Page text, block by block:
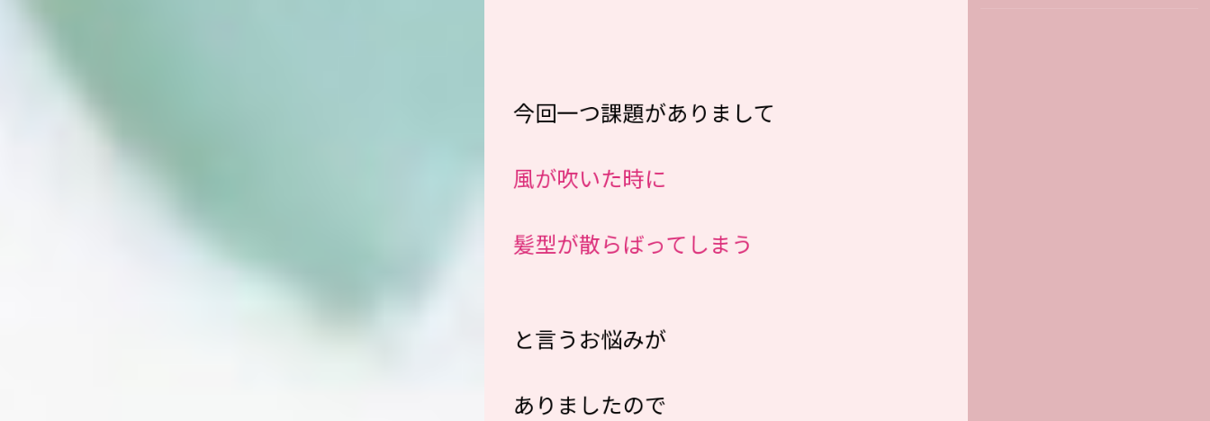
今回一つ課題がありまして
風が吹いた時に
髪型が散らばってしまう
と言うお悩みが
ありましたので